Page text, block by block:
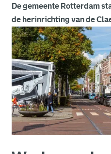
De gemeente Rotterdam
de herinrichting van de